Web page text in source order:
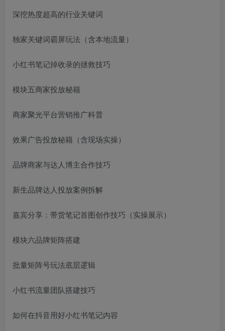
深挖热度超高的行业关键词
独家关键词霸屏玩法（含本地流量）
小红书笔记掉收录的拯救技巧
模块五商家投放秘籍
商家聚光平台营销推广科普
效果广告投放秘籍（含现场实操）
品牌商家与达人博主合作技巧
新生品牌达人投放案例拆解
嘉宾分享：带货笔记首图创作技巧（实操展示）
模块六品牌矩阵搭建
批量矩阵号玩法底层逻辑
小红书流量团队搭建技巧
如何在抖音用好小红书笔记内容